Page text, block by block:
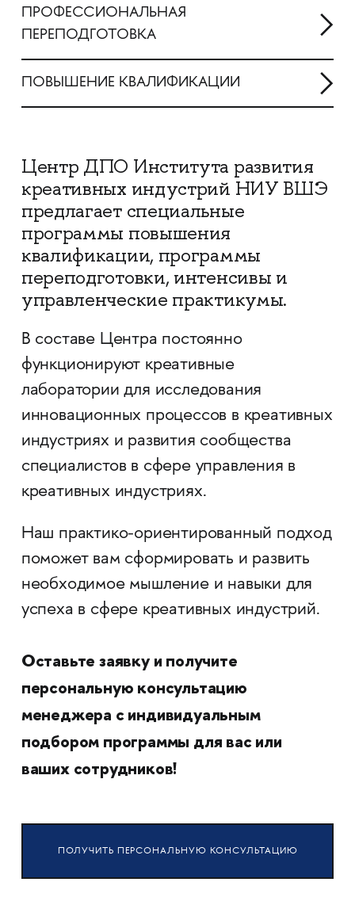
ПРОФЕССИОНАЛЬНАЯ
ПЕРЕПОДГОТОВКА
ПОВЫШЕНИЕ КВАЛИФИКАЦИИ
Центр ДПО Института развития
креативных индустрий НИУ ВШЭ
предлагает специальные
программы повышения
квалификации, программы
переподготовки, интенсивы и
управленческие практикумы.
В составе Центра постоянно
функционируют креативные
лаборатории для исследования
инновационных процессов в креативных
индустриях и развития сообщества
специалистов в сфере управления в
креативных индустриях.
Наш практико-ориентированный подход
поможет вам сформировать и развить
необходимое мышление и навыки для
успеха в сфере креативных индустрий.
Оставьте заявку и получите
персональную консультацию
менеджера с индивидуальным
подбором программы для вас или
ваших сотрудников!
ПОЛУЧИТЬ ПЕРСОНАЛЬНУЮ КОНСУЛЬТАЦИЮ